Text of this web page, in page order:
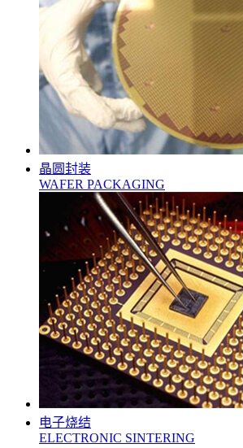
晶圆封装
WAFER PACKAGING
电子烧结
ELECTRONIC SINTERING